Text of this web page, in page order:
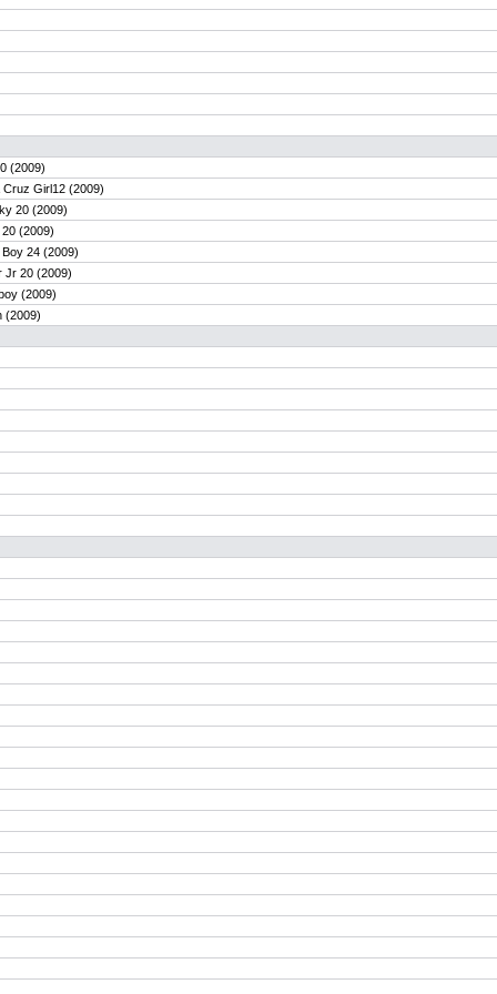
(2009)
Cruz Girl12 (2009)
20 (2009)
(2009)
24 (2009)
Jr 20 (2009)
(2009)
(2009)